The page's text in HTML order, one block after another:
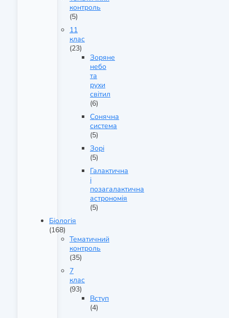
контроль
(5)
11
клас
(23)
Зоряне
небо
та
рухи
світил
(6)
Сонячна
система
(5)
Зорі
(5)
Галактична
і
позагалактична
астрономія
(5)
Біологія
(168)
Тематичний
контроль
(35)
7
клас
(93)
Вступ
(4)